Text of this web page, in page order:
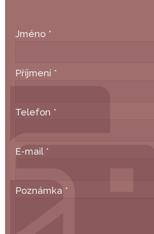
Jméno *
Příjmení *
Telefon *
E-mail *
Poznámka *